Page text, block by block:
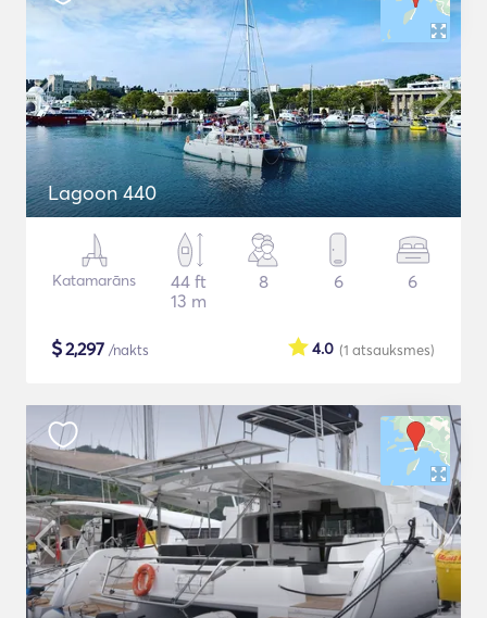
Lagoon 440
Katamarāns
44 ft
13 m
8 6 6
$2,297 /nakts (1 atsauksmes)
4.0